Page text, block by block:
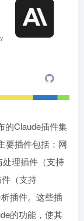
的Claude插件集
要插件包括：网
理插件（支持
（支持
插件。这些插
的功能，使其